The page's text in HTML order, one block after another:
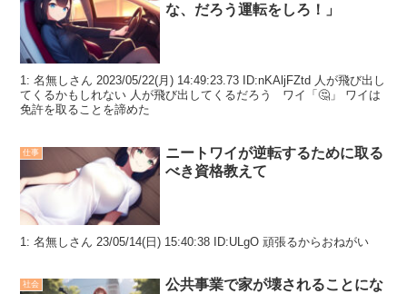
な、だろう運転をしろ！」
1: 名無しさん 2023/05/22(月) 14:49:23.73 ID:nKAljFZtd 人が飛び出し
てくるかもしれない 人が飛び出してくるだろう ワイ「🤔」 ワイは
免許を取ることを諦めた
仕事
ニートワイが逆転するために取る
べき資格教えて
1: 名無しさん 23/05/14(日) 15:40:38 ID:ULgO 頑張るからおねがい
社会
公共事業で家が壊されることにな